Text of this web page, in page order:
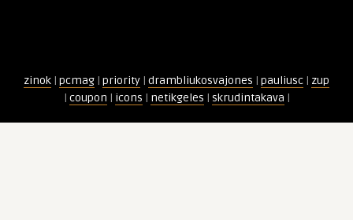
zinok | pcmag | priority | drambliukosvajones | pauliusc | zup
| coupon | icons | netikgeles | skrudintakava |